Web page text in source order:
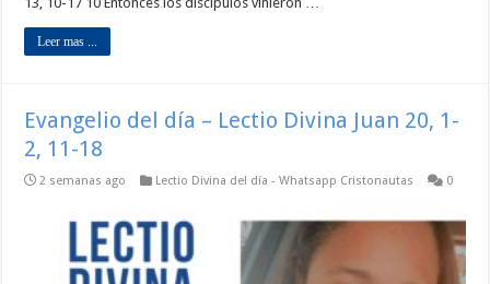
Leer mas ...
Evangelio del día – Lectio Divina Juan 20, 1-
2, 11-18
2 semanas ago Lectio Divina del día - Whatsapp Cristonautas 0